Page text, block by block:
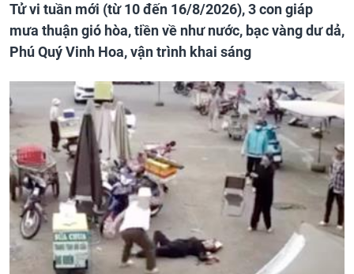
Tử vi tuần mới (từ 10 đến 16/8/2026), 3 con giáp
mưa thuận gió hòa, tiền về như nước, bạc vàng dư dả,
Phú Quý Vinh Hoa, vận trình khai sáng